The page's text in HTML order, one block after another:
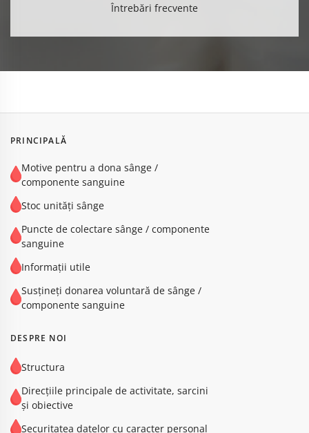
Întrebări frecvente
PRINCIPALĂ
Motive pentru a dona sânge /
componente sanguine
Stoc unități sânge
Puncte de colectare sânge / componente
sanguine
Informații utile
Susțineți donarea voluntară de sânge /
componente sanguine
DESPRE NOI
Structura
Direcțiile principale de activitate, sarcini
și obiective
Securitatea datelor cu caracter personal